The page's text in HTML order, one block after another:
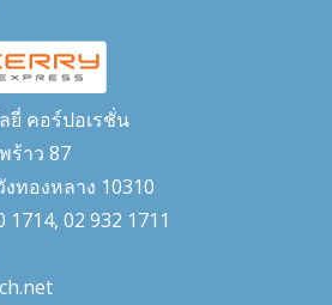
ยี่ คอร์ปอเรชั่น
ร้าว 87
ทองหลาง 10310
02 932 1711